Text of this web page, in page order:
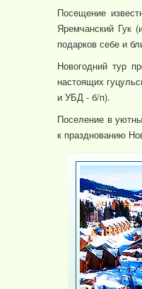
Посещение
Яремчанский Гук
подарков себе и
Новогодний тур
настоящих
и УБД - б/п).
Поселение в
к празднованию